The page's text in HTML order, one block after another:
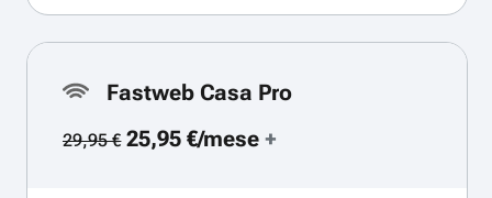
Fastweb Casa Pro
29,95 €25,95 €/mese+